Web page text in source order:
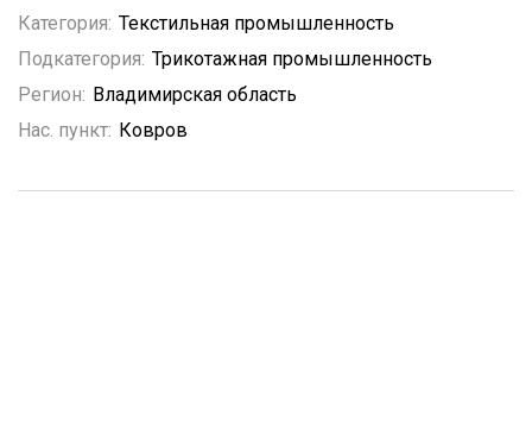
Категория: Текстильная промышленность
Подкатегория: Трикотажная промышленность
Регион: Владимирская область
Нас. пункт: Ковров